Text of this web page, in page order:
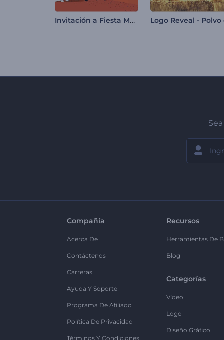
Invitación a Fiesta Mágica de Halloween
Compañía
Acerca De
Contáctenos
Carreras
Ayuda Y Soporte
Programa De Afiliado
Política De Privacidad
Términos Y Condiciones
Recursos
Herramientas De
Blog
Categorías
Vídeo
Logo
Diseño Gráfico